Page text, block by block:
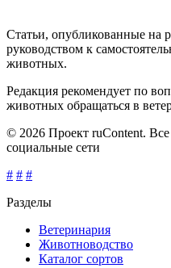
Статьи, опубликованные на
руководством к
животных.
Редакция рекомендует по
животных обращаться в
© 2026 Проект ruContent.
социальные сети
# # #
Разделы
Ветеринария
Животноводство
Каталог сортов